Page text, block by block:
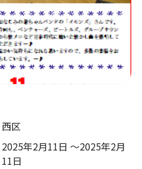
西区
2025年2月11日 ～2025年2月
11日